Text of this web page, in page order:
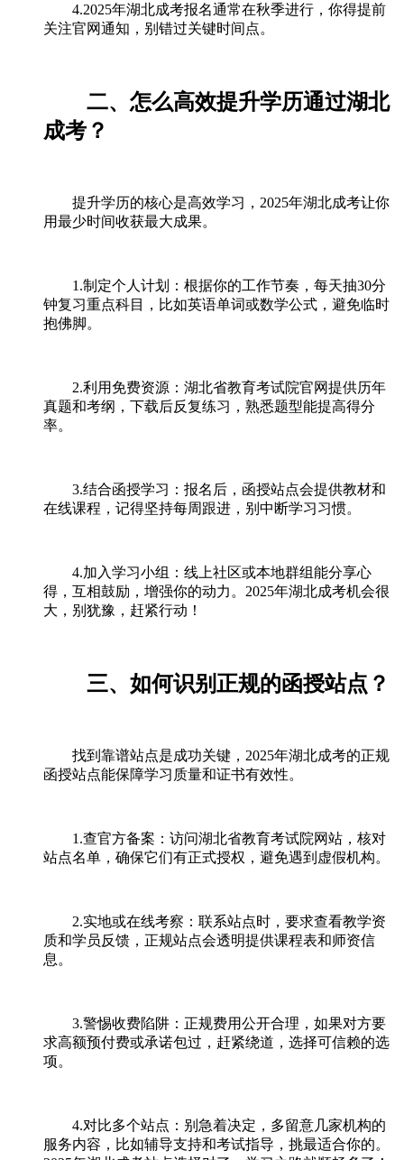
4.2025年湖北成考报名通常在秋季进行，你得提前
关注官网通知，别错过关键时间点。
二、怎么高效提升学历通过湖北
成考？
提升学历的核心是高效学习，2025年湖北成考让你
用最少时间收获最大成果。
1.制定个人计划：根据你的工作节奏，每天抽30分
钟复习重点科目，比如英语单词或数学公式，避免临时
抱佛脚。
2.利用免费资源：湖北省教育考试院官网提供历年
真题和考纲，下载后反复练习，熟悉题型能提高得分
率。
3.结合函授学习：报名后，函授站点会提供教材和
在线课程，记得坚持每周跟进，别中断学习习惯。
4.加入学习小组：线上社区或本地群组能分享心
得，互相鼓励，增强你的动力。2025年湖北成考机会很
大，别犹豫，赶紧行动！
三、如何识别正规的函授站点？
找到靠谱站点是成功关键，2025年湖北成考的正规
函授站点能保障学习质量和证书有效性。
1.查官方备案：访问湖北省教育考试院网站，核对
站点名单，确保它们有正式授权，避免遇到虚假机构。
2.实地或在线考察：联系站点时，要求查看教学资
质和学员反馈，正规站点会透明提供课程表和师资信
息。
3.警惕收费陷阱：正规费用公开合理，如果对方要
求高额预付费或承诺包过，赶紧绕道，选择可信赖的选
项。
4.对比多个站点：别急着决定，多留意几家机构的
服务内容，比如辅导支持和考试指导，挑最适合你的。